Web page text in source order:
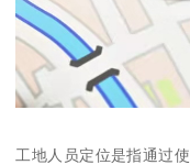
工地人员定位是指通过